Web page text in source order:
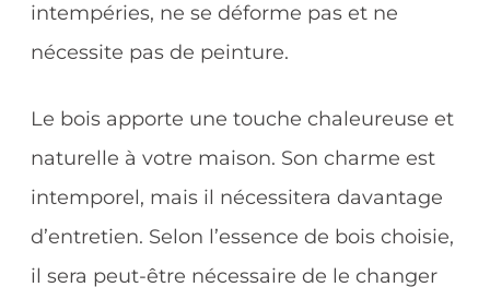
intempéries, ne se déforme pas et ne
nécessite pas de peinture.
Le bois apporte une touche chaleureuse et
naturelle à votre maison. Son charme est
intemporel, mais il nécessitera davantage
d’entretien. Selon l’essence de bois choisie,
il sera peut-être nécessaire de le changer